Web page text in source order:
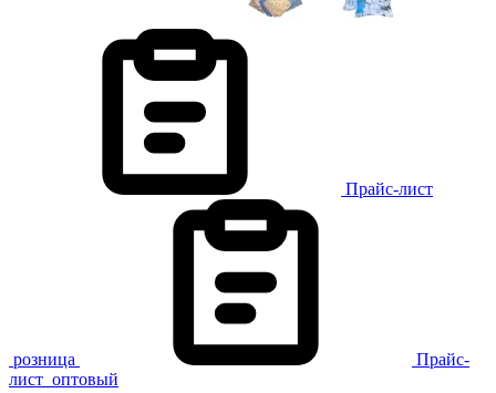
Прайс-лист
розница
Прайс-
лист оптовый